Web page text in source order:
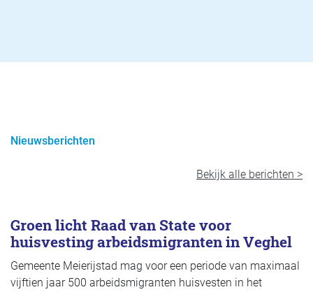
Nieuwsberichten
Bekijk alle berichten >
Groen licht Raad van State voor
huisvesting arbeidsmigranten in Veghel
Gemeente Meierijstad mag voor een periode van maximaal
vijftien jaar 500 arbeidsmigranten huisvesten in het